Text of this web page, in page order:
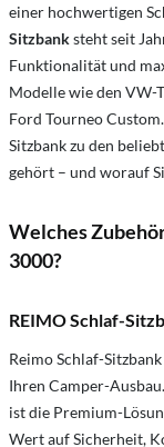
einer hochwertigen
Sitzbanksteht seit
Funktionalität und
Modelle wie den VW-
Ford Tourneo
Sitzbank zu den
gehört – und worauf
Welches
3000?
REIMO Schlaf-
Reimo Schlaf-
Ihren Camper-
ist die Premium-
Wert auf Sicherheit,